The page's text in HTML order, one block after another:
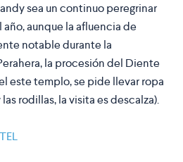
sea un continuo peregrinar
aunque la afluencia de
notable durante la
la procesión del Diente
este templo, se pide llevar ropa
rodillas, la visita es descalza).